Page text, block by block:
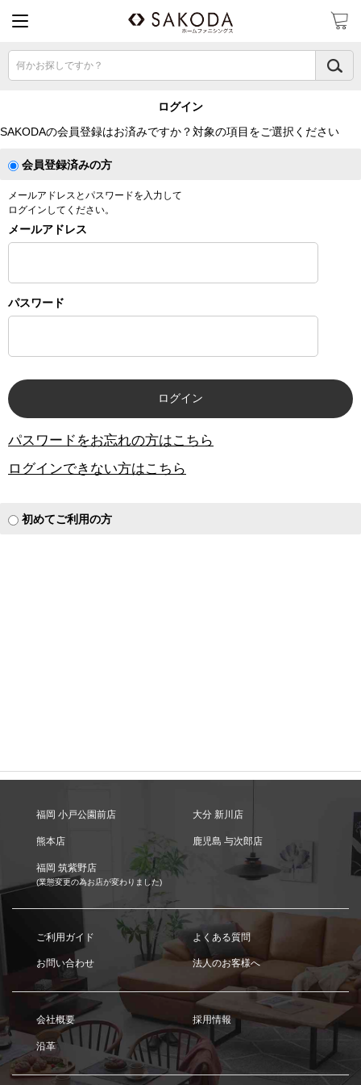
何かお探しですか？
ログイン
SAKODAの会員登録はお済みですか？対象の項目をご選択ください
会員登録済みの方
メールアドレスとパスワードを入力して
ログインしてください。
メールアドレス
パスワード
パスワードをお忘れの方はこちら
ログインできない方はこちら
初めてご利用の方
福岡 小戸公園前店 大分 新川店
熊本店 鹿児島 与次郎店
福岡 筑紫野店
(業態変更の為お店が変わりました)
ご利用ガイド よくある質問
お問い合わせ 法人のお客様へ
会社概要 採用情報
沿革